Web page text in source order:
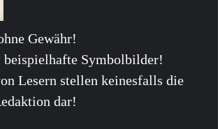
Gewähr!
beispielhafte Symbolbilder!
Lesern stellen keinesfalls die
dar!